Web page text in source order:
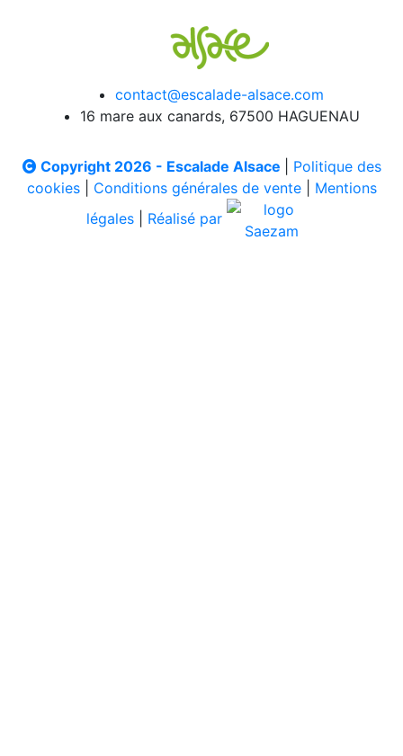
contact@escalade-alsace.com
16 mare aux canards, 67500 HAGUENAU
Copyright 2026 - Escalade Alsace
Politique des
cookies| Conditions générales de vente| Mentions
légales
Réalisé par